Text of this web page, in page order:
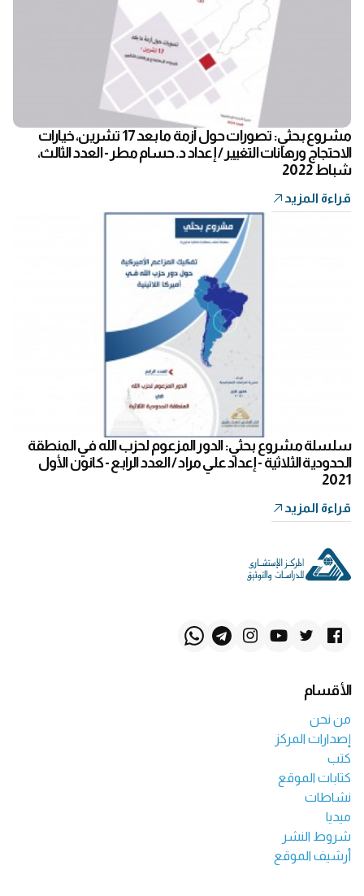
مشروع بحثي: تصورات حول أزمة ما بعد 17 تشرين، خيارات
الاحتجاج ورهانات التغيير / إعداد د. حسام مطر - العدد الثالث،
شباط 2022
قراءة المزيد
سلسلة مشروع بحثي: الدور المزعوم لحزب الله في المنطقة
الحدودية الثلاثية - إعداد علي مراد / العدد الرابع - كانون الأول
2021
قراءة المزيد
الأقسام
من نحن
إصدارات المركز
كتب
كتابات الموقع
نشاطات
ميديا
شروط النشر
أرشيف الموقع